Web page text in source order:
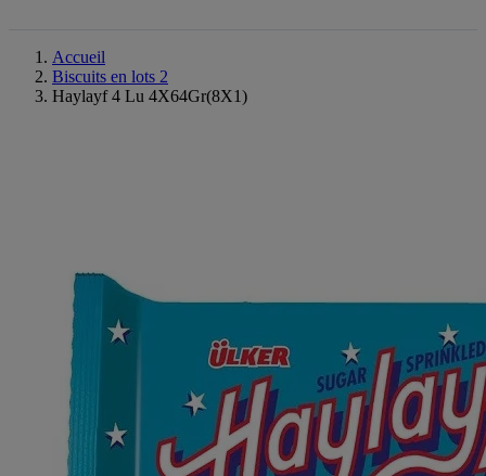
Accueil
Biscuits en lots 2
Haylayf 4 Lu 4X64Gr(8X1)